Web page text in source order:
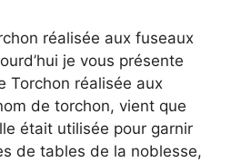
réalisée aux fuseaux
je vous présente
Torchon réalisée aux
de torchon, vient que
était utilisée pour garnir
de tables de la noblesse,